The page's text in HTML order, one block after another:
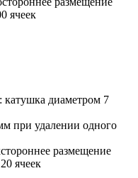
ячеек
катушка диаметром 7
при удалении одного
размещение
ячеек